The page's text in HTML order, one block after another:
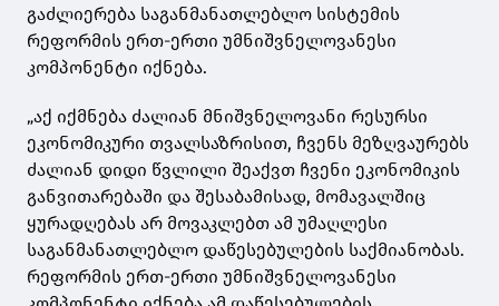
გაძლიერება საგანმანათლებლო სისტემის
რეფორმის ერთ-ერთი უმნიშვნელოვანესი
კომპონენტი იქნება.
„აქ იქმნება ძალიან მნიშვნელოვანი რესურსი
ეკონომიკური თვალსაზრისით, ჩვენს მეზღვაურებს
ძალიან დიდი წვლილი შეაქვთ ჩვენი ეკონომიკის
განვითარებაში და შესაბამისად, მომავალშიც
ყურადღებას არ მოვაკლებთ ამ უმაღლესი
საგანმანათლებლო დაწესებულების საქმიანობას.
რეფორმის ერთ-ერთი უმნიშვნელოვანესი